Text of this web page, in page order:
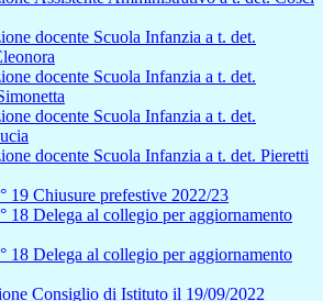
docente Scuola Infanzia a t. det.
docente Scuola Infanzia a t. det.
docente Scuola Infanzia a t. det.
docente Scuola Infanzia a t. det. Pieretti
19 Chiusure prefestive 2022/23
18 Delega al collegio per aggiornamento
18 Delega al collegio per aggiornamento
Consiglio di Istituto il 19/09/2022